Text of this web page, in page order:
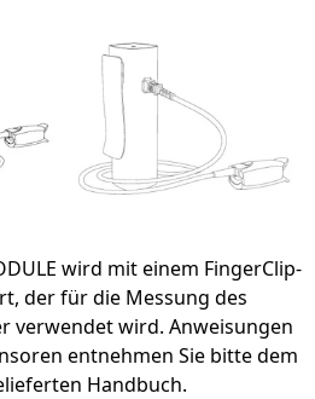
wird mit einem FingerClip-
der für die Messung des
verwendet wird. Anweisungen
entnehmen Sie bitte dem
Handbuch.